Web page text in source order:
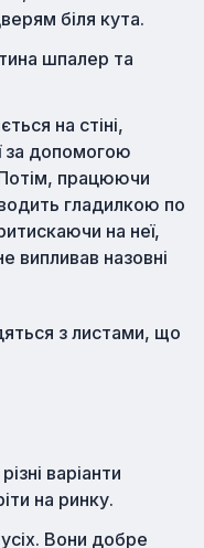
біля кута.
шпалер та
на стіні,
за допомогою
працюючи
гладилкою по
на неї,
випливав назовні
з листами, що
варіанти
на ринку.
Вони добре